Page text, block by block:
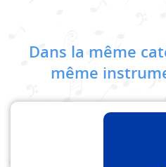
Dans la même
même